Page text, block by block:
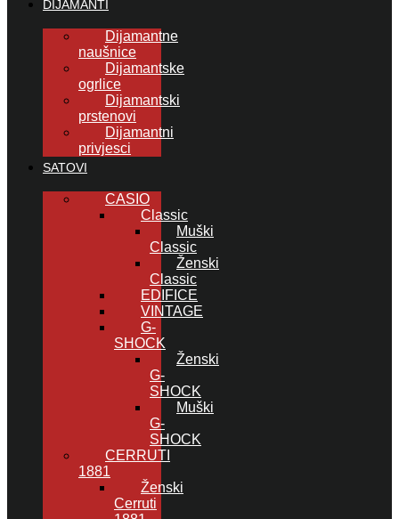
DIJAMANTI
Dijamantne
naušnice
Dijamantske
ogrlice
Dijamantski
prstenovi
Dijamantni
privjesci
SATOVI
CASIO
Classic
Muški
Classic
Ženski
Classic
EDIFICE
VINTAGE
G-
SHOCK
Ženski
G-
SHOCK
Muški
G-
SHOCK
CERRUTI
1881
Ženski
Cerruti